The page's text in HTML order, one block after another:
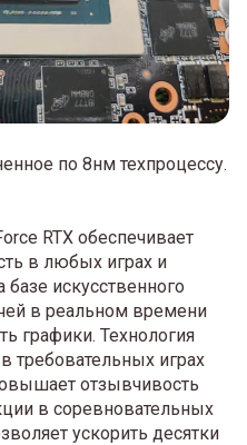
по 8нм техпроцессу.
RTX обеспечивает
в любых играх и
искусственного
в реальном времени
графики. Технология
требовательных играх
отзывчивость
в соревновательных
ускорить десятки